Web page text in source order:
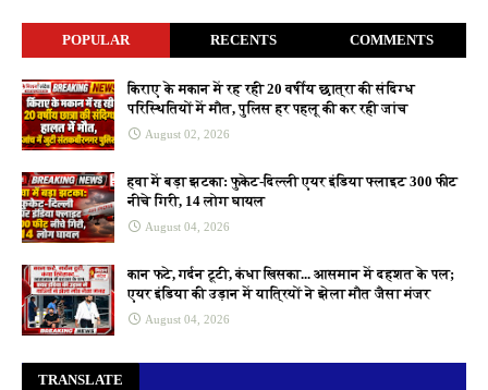
POPULAR RECENTS COMMENTS
किराए के मकान में रह रही 20 वर्षीय छात्रा की संदिग्ध
परिस्थितियों में मौत, पुलिस हर पहलू की कर रही जांच
August 02, 2026
हवा में बड़ा झटका: फुकेट-दिल्ली एयर इंडिया फ्लाइट 300 फीट
नीचे गिरी, 14 लोग घायल
August 04, 2026
कान फटे, गर्दन टूटी, कंधा खिसका... आसमान में दहशत के पल;
एयर इंडिया की उड़ान में यात्रियों ने झेला मौत जैसा मंजर
August 04, 2026
TRANSLATE